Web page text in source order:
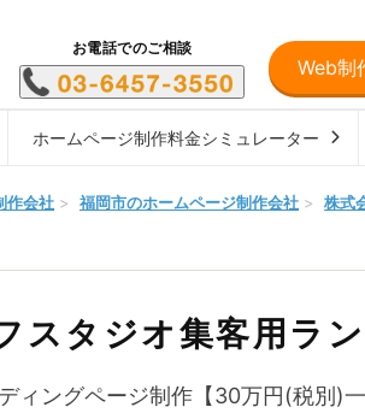
お電話でのご相談
Web制
ホームページ制作料金シミュレーター
作会社 > 福岡市のホームページ制作会社 >
株式
スタジオ集客用ラ
ィングページ制作【30万円(税別)